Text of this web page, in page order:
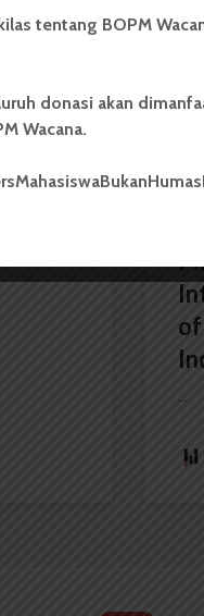
...
...
tentang BOPM
donasi akan
Wacana.